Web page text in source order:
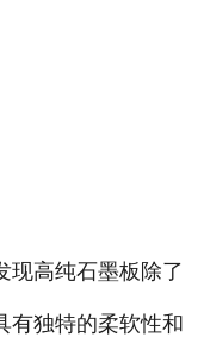
现高纯石墨板除了
有独特的柔软性和